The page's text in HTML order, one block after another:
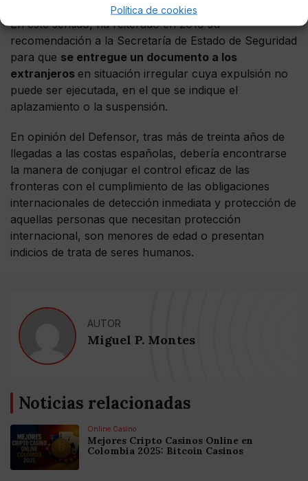
Política de cookies
En este sentido, ha reiterado en 2019 su
recomendación a la Secretaría de Estado de Seguridad
para que se entregue un documento a los
extranjeros en situación irregular cuya expulsión no
puede ser ejecutada, en el que se indique el
aplazamiento o la suspensión.
En opinión del Defensor, tras más de treinta años de
llegadas a las costas españolas, debería encontrarse
la manera de conjugar el control eficaz de las
fronteras con el cumplimiento de las obligaciones
internacionales de detección inmediata y protección de
aquellas personas que necesitan protección
internacional, son menores de edad o presentan
indicios de trata de seres humanos.
AUTOR
Miguel P. Montes
Noticias relacionadas
Online Casino
Mejores Cripto Casinos Online en
Colombia 2025: Bitcoin Casinos